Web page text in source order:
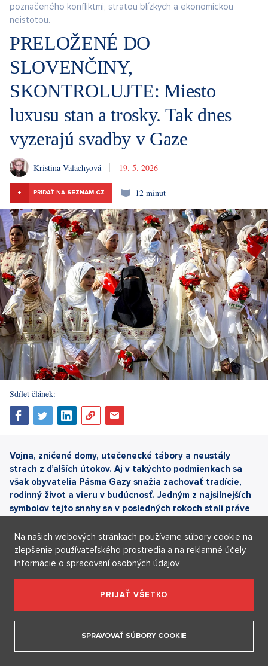
poznačeného konfliktmi, stratou blízkych a ekonomickou
neistotou.
PRELOŽENÉ DO
SLOVENČINY,
SKONTROLUJTE: Miesto
luxusu stan a trosky. Tak dnes
vyzerajú svadby v Gaze
Kristina Valachyová 19. 5. 2026
+ PRIDAŤ NA SEZNAM.CZ 12 minut
Sdílet článek:
Vojna, zničené domy, utečenecké tábory a neustály
strach z ďalších útokov. Aj v takýchto podmienkach sa
však obyvatelia Pásma Gazy snažia zachovať tradície,
rodinný život a vieru v budúcnosť. Jedným z najsilnejších
symbolov tejto snahy sa v posledných rokoch stali práve
aj poškodenými ulicami miest. Takéto udalosti majú v
palestínskej spoločnosti mimoriadny význam.
Na našich webových stránkach používame súbory cookie na
zlepšenie používateľského prostredia a na reklamné účely.
Informácie o spracovaní osobných údajov
PRIJAŤ VŠETKO
SPRAVOVAŤ SÚBORY COOKIE